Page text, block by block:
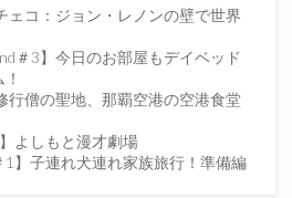
ェコ：ジョン・レノンの壁で世界
＃3】今日のお部屋もデイベッド
行僧の聖地、那覇空港の空港食堂
よしもと漫才劇場
1】子連れ犬連れ家族旅行！準備編